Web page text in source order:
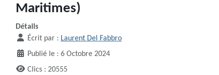
Maritimes)
Détails
Écrit par : Laurent Del Fabbro
Publié le : 6 Octobre 2024
Clics : 20555